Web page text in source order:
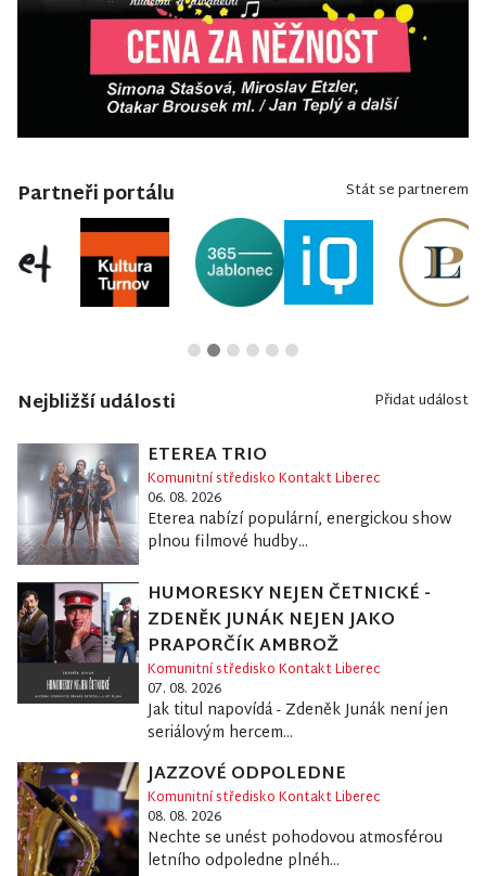
Partneři portálu Stát se partnerem
Nejbližší události Přidat událost
ETEREA TRIO
Komunitní středisko Kontakt Liberec
06. 08. 2026
Eterea nabízí populární, energickou show
plnou filmové hudby...
HUMORESKY NEJEN ČETNICKÉ -
ZDENĚK JUNÁK NEJEN JAKO
PRAPORČÍK AMBROŽ
Komunitní středisko Kontakt Liberec
07. 08. 2026
Jak titul napovídá - Zdeněk Junák není jen
seriálovým hercem...
JAZZOVÉ ODPOLEDNE
Komunitní středisko Kontakt Liberec
08. 08. 2026
Nechte se unést pohodovou atmosférou
letního odpoledne plnéh...